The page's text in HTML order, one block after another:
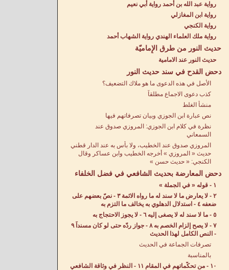
رواية عبد الله بن أحمد رواية أبي نعيم
رواية ابن المغازلي
رواية الكنجي
رواية ملك العلماء الهندي رواية الشهاب أحمد
حديث النور من طرق الإِماميّة
حديث النور عند الامامية
دحض القدح في سند حديث النور
الأصل في هذه الدعوى ما هو ملاك التضعيف؟
كذب دعوى الاجماع مطلقاً
منشأ الغلط
نص عبارة ابن الجوزي وبيان تصرفاتهم فيها
نظرة في كلام ابن الجوزي: المروزي صدوق عند
السمعاني
المروزي صدوق عند الخطيب، ولا بأس به عند الدار قطني
حديث « المروزي » أخرجه الخطيب وابن عساكر وقال
الكنجي: « حديث حسن »
دحض المعارضة بحديث الشافعي في فضل الخلفاء
١ - قوله « في الجملة »
٢ - لا يعارض ما لا سند له ما رواه الائمة ٣ - نصّ بعضهم على
ضعفه ٤ - استدلال الدهلوي به يخالف ما التزم به
٥ - ما لا سند له لا يصغى إليه ٦ - لا يجوز الاحتجاج به
٧ - لا يصح إلزام الخصم به ٨ - جواز ردّه حتى لو كان مسنداً ٩
- النص الكامل لهذا الحديث
تصرفات الجماعة في الحديث
بالمناسبة
١٠ - من تحكّماتهم في المقام ١١ - النظر في وثاقة الشافعي